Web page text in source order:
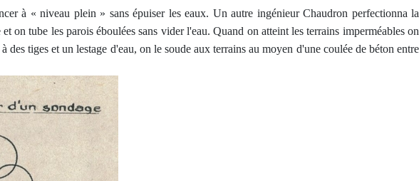
à « niveau plein » sans épuiser les eaux. Un autre ingénieur Chaudron perfectionna la
on tube les parois éboulées sans vider l'eau. Quand on atteint les terrains imperméables on
tiges et un lestage d'eau, on le soude aux terrains au moyen d'une coulée de béton entre